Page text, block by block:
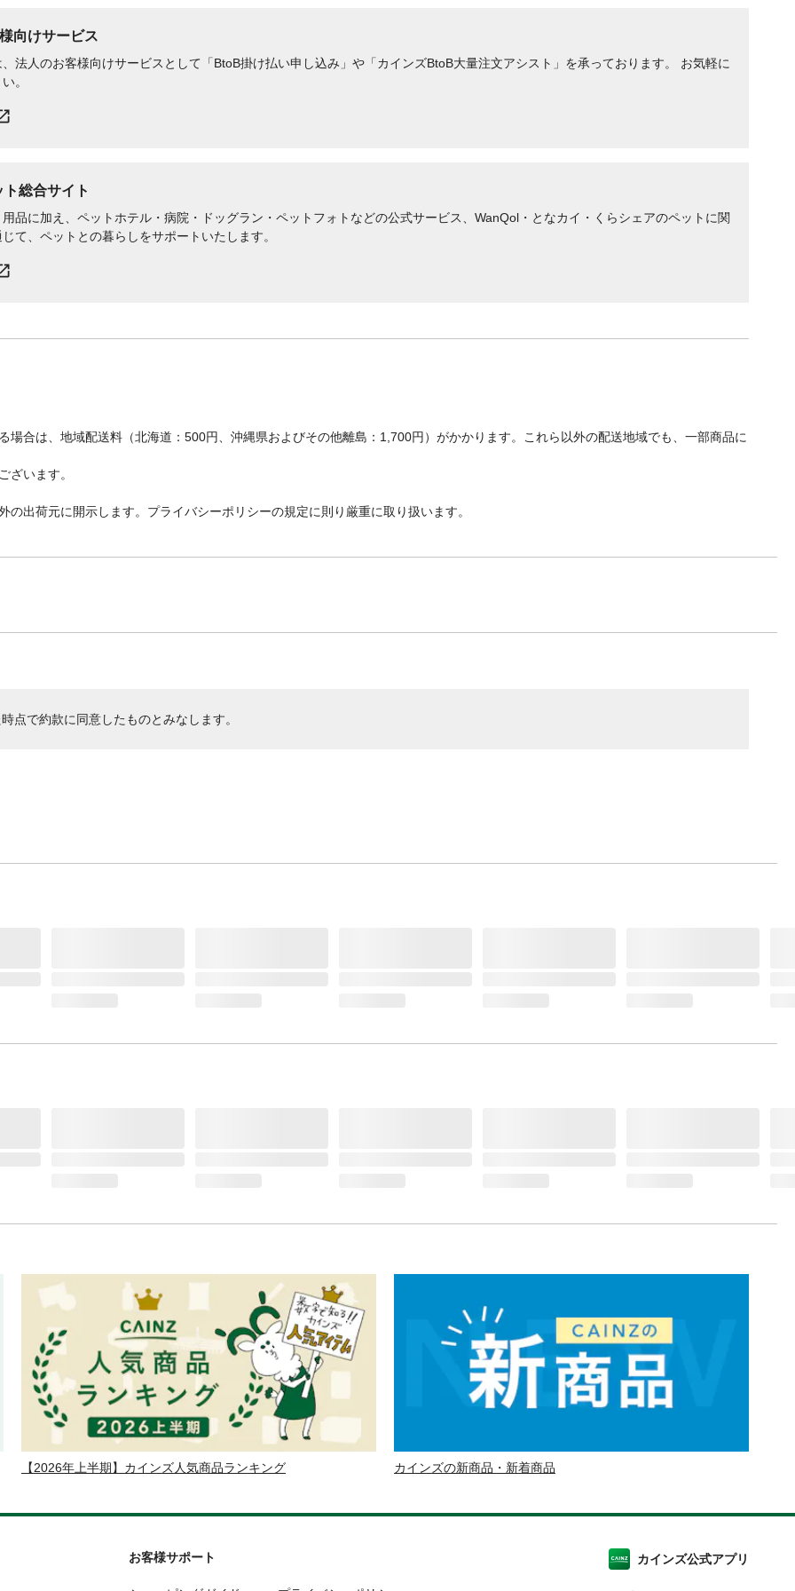
向けサービス
法人のお客様向けサービスとして「BtoB掛け払い申し込み」や「カインズBtoB大量注文アシスト」を承っております。 お気軽に
。
総合サイト
品に加え、ペットホテル・病院・ドッグラン・ペットフォトなどの公式サービス、WanQol・となカイ・くらシェアのペットに関
て、ペットとの暮らしをサポートいたします。
場合は、地域配送料（北海道：500円、沖縄県およびその他離島：1,700円）がかかります。これら以外の配送地域でも、一部商品に
ざいます。
出荷元に開示します。プライバシーポリシーの規定に則り厳重に取り扱います。
点で約款に同意したものとみなします。
【2026年上半期】カインズ人気商品ランキング カインズの新商品・新着商品
お客様サポート カインズ公式アプリ